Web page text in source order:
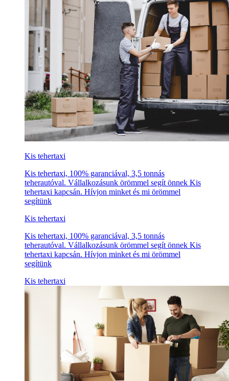
Kis tehertaxi
Kis tehertaxi, 100% garanciával, 3,5 tonnás
teherautóval. Vállalkozásunk örömmel segít önnek Kis
tehertaxi kapcsán. Hívjon minket és mi örömmel
segítünk
Kis tehertaxi
Kis tehertaxi, 100% garanciával, 3,5 tonnás
teherautóval. Vállalkozásunk örömmel segít önnek Kis
tehertaxi kapcsán. Hívjon minket és mi örömmel
segítünk
Kis tehertaxi